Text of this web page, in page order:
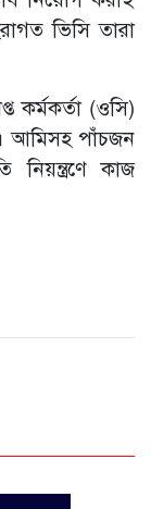
ভিসি তারা
কর্মকর্তা (ওসি)
আমিসহ পাঁচজন
কাজ